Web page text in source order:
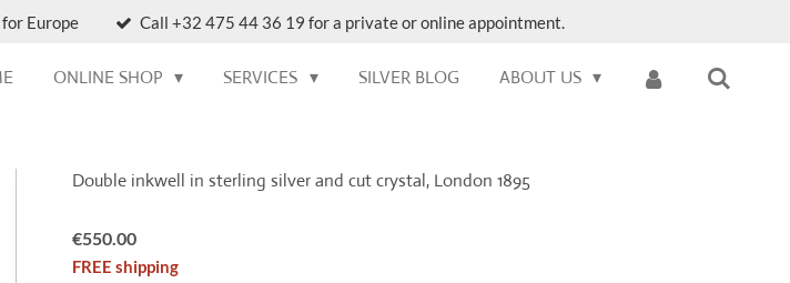
Europe Call +32 475 44 36 19 for a private or online appointment.
ONLINE SHOP SERVICES SILVER BLOG ABOUT US
Double inkwell in sterling silver and cut crystal, London 1895
€550.00
FREE shipping